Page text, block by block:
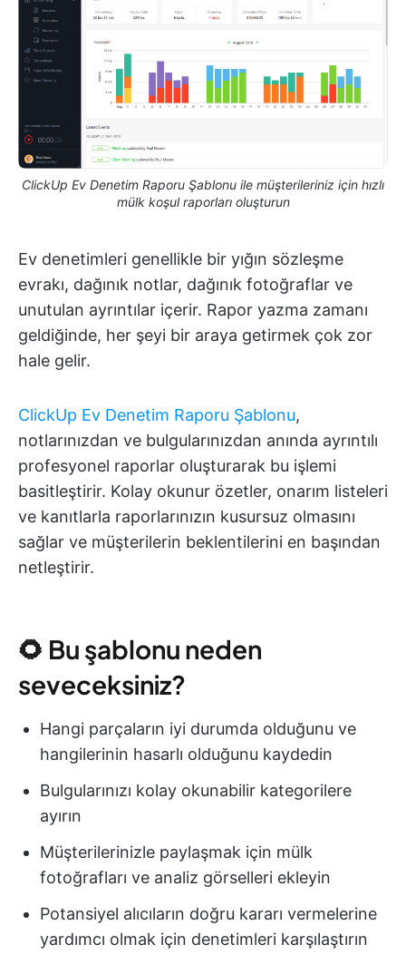
ClickUp Ev Denetim Raporu Şablonu ile müşterileriniz için hızlı
mülk koşul raporları oluşturun
Ev denetimleri genellikle bir yığın sözleşme
evrakı, dağınık notlar, dağınık fotoğraflar ve
unutulan ayrıntılar içerir. Rapor yazma zamanı
geldiğinde, her şeyi bir araya getirmek çok zor
hale gelir.
ClickUp Ev Denetim Raporu Şablonu,
notlarınızdan ve bulgularınızdan anında ayrıntılı
profesyonel raporlar oluşturarak bu işlemi
basitleştirir. Kolay okunur özetler, onarım listeleri
ve kanıtlarla raporlarınızın kusursuz olmasını
sağlar ve müşterilerin beklentilerini en başından
netleştirir.
🌻 Bu şablonu neden
seveceksiniz?
Hangi parçaların iyi durumda olduğunu ve
hangilerinin hasarlı olduğunu kaydedin
Bulgularınızı kolay okunabilir kategorilere
ayırın
Müşterilerinizle paylaşmak için mülk
fotoğrafları ve analiz görselleri ekleyin
Potansiyel alıcıların doğru kararı vermelerine
yardımcı olmak için denetimleri karşılaştırın